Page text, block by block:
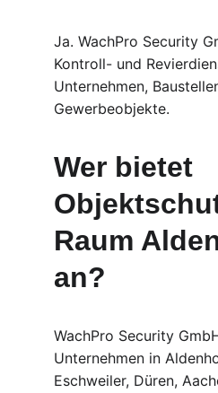
Ja. WachPro Security
Kontroll- und
Unternehmen,
Gewerbeobjekte.
Wer bietet
Raum
an?
WachPro Security
Unternehmen in
Eschweiler, Düren,